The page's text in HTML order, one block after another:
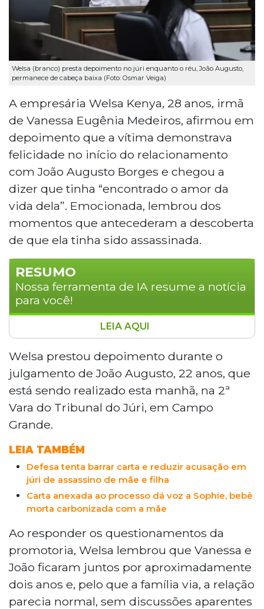
Welsa (branco) presta depoimento no júri enquanto o réu, João Augusto,
permanece de cabeça baixa (Foto: Osmar Veiga)
A empresária Welsa Kenya, 28 anos, irmã
de Vanessa Eugênia Medeiros, afirmou em
depoimento que a vítima demonstrava
felicidade no início do relacionamento
com João Augusto Borges e chegou a
dizer que tinha “encontrado o amor da
vida dela”. Emocionada, lembrou dos
momentos que antecederam a descoberta
de que ela tinha sido assassinada.
RESUMO
Nossa ferramenta de IA resume a notícia
para você!
A empresária Welsa Kenya, irmã de
Vanessa Eugênia Medeiros, prestou
depoimento no julgamento de João
Augusto Borges, acusado de matar
Vanessa e a filha Sophie em 26 de maio
de 2025, em Campo Grande. Welsa
relatou que a relação parecia normal e
da vida dela. O réu é acusado de matar
as vítimas no horário do almoço e
abandonar os corpos em uma área de
mata, onde foram encontrados
incendiados.
LEIA AQUI
Welsa prestou depoimento durante o
julgamento de João Augusto, 22 anos, que
está sendo realizado esta manhã, na 2ª
Vara do Tribunal do Júri, em Campo
Grande.
LEIA TAMBÉM
Defesa tenta barrar carta e reduzir acusação em
júri de assassino de mãe e filha
Carta anexada ao processo dá voz a Sophie, bebê
morta carbonizada com a mãe
Ao responder os questionamentos da
promotoria, Welsa lembrou que Vanessa e
João ficaram juntos por aproximadamente
dois anos e, pelo que a família via, a relação
parecia normal, sem discussões aparentes